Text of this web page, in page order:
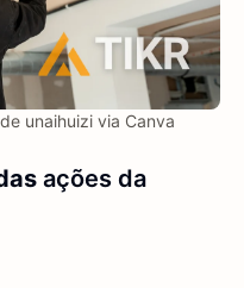
unaihuizi via Canva
ações da